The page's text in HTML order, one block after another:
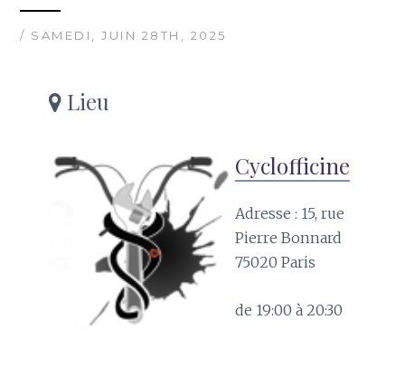
/ SAMEDI, JUIN 28TH, 2025
Lieu
Cyclofficine
Adresse : 15, rue
Pierre Bonnard
75020 Paris
de 19:00 à 20:30